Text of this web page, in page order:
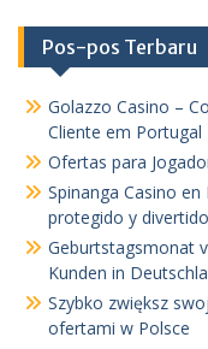
Pos-pos Terbaru
Golazzo Casino –
Cliente em Portugal
Ofertas para
Spinanga Casino
protegido y
Geburtstagsmonat
Kunden in
Szybko zwiększ
ofertami w Polsce